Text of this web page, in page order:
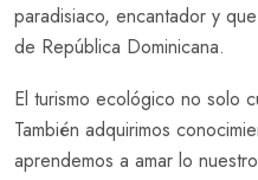
paradisiaco, encantador y
de República Dominicana.
El turismo ecológico no solo
También adquirimos
aprendemos a amar lo